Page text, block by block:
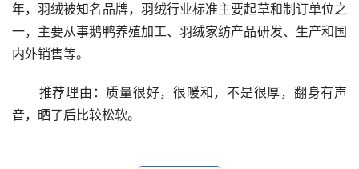
年，羽绒被知名品牌，羽绒行业标准主要起草和制订单位之
一，主要从事鹅鸭养殖加工、羽绒家纺产品研发、生产和国
内外销售等。
推荐理由：质量很好，很暖和，不是很厚，翻身有声
音，晒了后比较松软。